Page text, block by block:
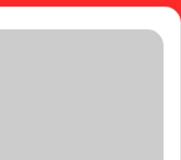
بشأن الأبطال